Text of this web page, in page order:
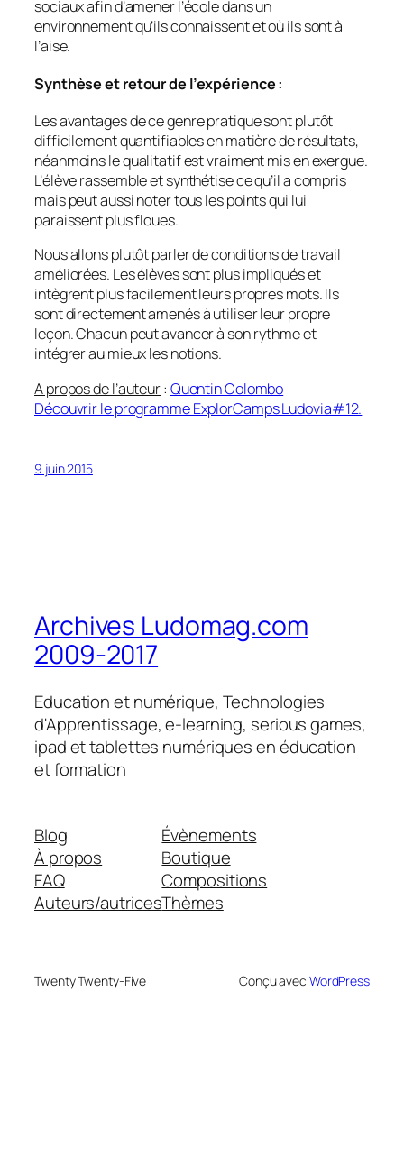
sociaux afin d’amener l’école dans un
environnement qu’ils connaissent et où ils sont à
l’aise.
Synthèse et retour de l’expérience :
Les avantages de ce genre pratique sont plutôt
difficilement quantifiables en matière de résultats,
néanmoins le qualitatif est vraiment mis en exergue.
L’élève rassemble et synthétise ce qu’il a compris
mais peut aussi noter tous les points qui lui
paraissent plus floues.
Nous allons plutôt parler de conditions de travail
améliorées. Les élèves sont plus impliqués et
intègrent plus facilement leurs propres mots. Ils
sont directement amenés à utiliser leur propre
leçon. Chacun peut avancer à son rythme et
intégrer au mieux les notions.
A propos de l’auteur: Quentin Colombo
Découvrir le programme ExplorCamps Ludovia#12.
9 juin 2015
Archives Ludomag.com
2009-2017
Education et numérique, Technologies
d'Apprentissage, e-learning, serious games,
ipad et tablettes numériques en éducation
et formation
Blog
À propos
FAQ
Auteurs/autrices
Évènements
Boutique
Compositions
Thèmes
Twenty Twenty-Five Conçu avec WordPress